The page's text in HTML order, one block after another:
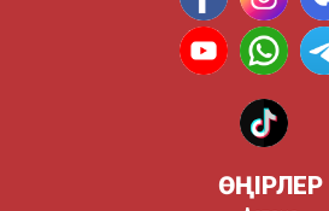
ӨҢІРЛЕР